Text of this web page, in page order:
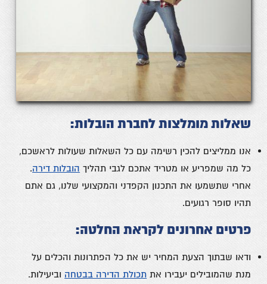
שאלות מומלצות לחברת הובלות:
אנו ממליצים להכין רשימה עם כל השאלותשעולות לראשכם,
כל מה שמפריע או מטריד אתכם לגבי תהליך הובלות דירה.
אחרי שתשמעו את התכנון הקפדני והמקצועי שלנו, גם אתם
תהיו סופר רגועים.
פרטים אחרונים לקראת החלטה:
ודאו שבתוך הצעת המחיר יש את כל הפתרונות והכלים על
מנת שהמובילים יעבירו את תכולת הדירה בבטחה וביעילות.